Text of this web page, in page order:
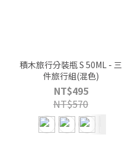
積木旅行分裝瓶 S 50ML - 三
件旅行組(混色)
NT$495
NT$570